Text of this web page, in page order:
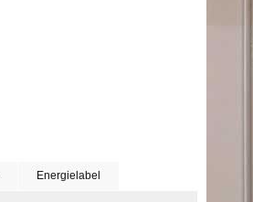
Energielabel